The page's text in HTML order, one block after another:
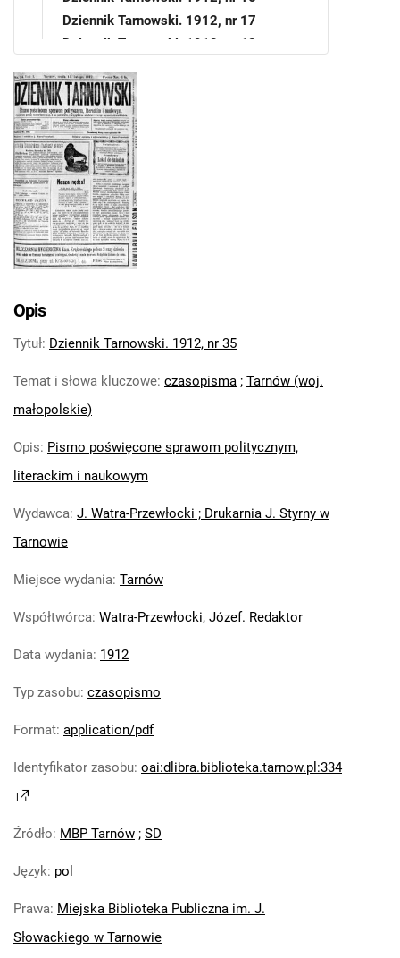
Dziennik Tarnowski. 1912, nr 17
Dziennik Tarnowski. 1912, nr 18
Dziennik Tarnowski. 1912, nr 20
Dziennik Tarnowski. 1912, nr 21
Dziennik Tarnowski. 1912, nr 22
Dziennik Tarnowski. 1912, nr 24
Dziennik Tarnowski. 1912, nr 25
Dziennik Tarnowski. 1912, nr 28
Dziennik Tarnowski. 1912, nr 29
Dziennik Tarnowski. 1912, nr 30
Dziennik Tarnowski. 1912, nr 35
Dziennik Tarnowski. 1912, nr 57
Dziennik Tarnowski. 1912, nr 58
Dziennik Tarnowski. 1912, nr 59
Dziennik Tarnowski. 1912, nr 63
Dziennik Tarnowski. 1912, nr 64
Dziennik Tarnowski. 1912, nr 67
Opis
Tytuł: Dziennik Tarnowski. 1912, nr 35
Temat i słowa kluczowe: czasopisma ; Tarnów (woj.
małopolskie)
Opis: Pismo poświęcone sprawom politycznym,
literackim i naukowym
Wydawca: J. Watra-Przewłocki ; Drukarnia J. Styrny w
Tarnowie
Miejsce wydania: Tarnów
Współtwórca: Watra-Przewłocki, Józef. Redaktor
Data wydania: 1912
Typ zasobu: czasopismo
Format: application/pdf
Identyfikator zasobu: oai:dlibra.biblioteka.tarnow.pl:334
Źródło: MBP Tarnów ; SD
Język: pol
Prawa: Miejska Biblioteka Publiczna im. J.
Słowackiego w Tarnowie